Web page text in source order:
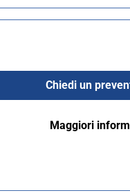
Chiedi un
Maggiori